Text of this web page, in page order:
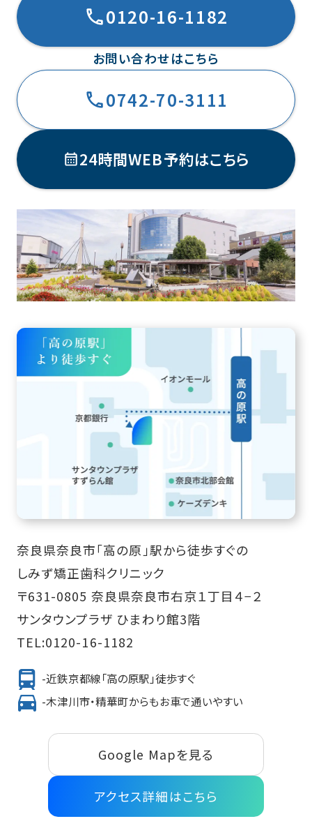
0120-16-1182
お問い合わせはこちら
0742-70-3111
24時間WEB予約はこちら
奈良県奈良市「高の原」駅から徒歩すぐの
しみず矯正歯科クリニック
〒631-0805 奈良県奈良市右京１丁目４−２
サンタウンプラザ ひまわり館3階
TEL:0120-16-1182
-近鉄京都線「高の原駅」徒歩すぐ
-木津川市・精華町からもお車で通いやすい
Google Mapを見る
アクセス詳細はこちら